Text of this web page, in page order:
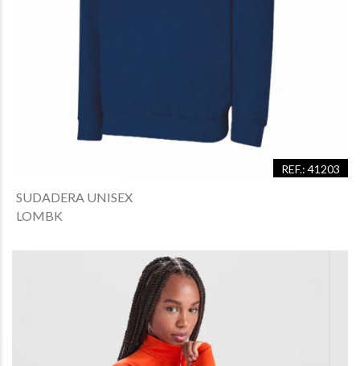
REF.: 41203
SUDADERA UNISEX
LOMBK